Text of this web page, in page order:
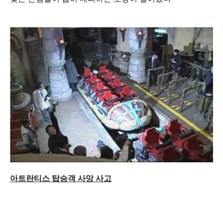
아트란티스 탑승객 사망 사고